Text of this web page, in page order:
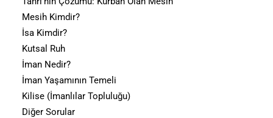
Mesih Kimdir?
İsa Kimdir?
Kutsal Ruh
İman Nedir?
İman Yaşamının Temeli
Kilise (İmanlılar Topluluğu)
Diğer Sorular